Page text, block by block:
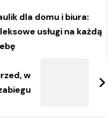
dla domu i biura:
usługi na każdą
w